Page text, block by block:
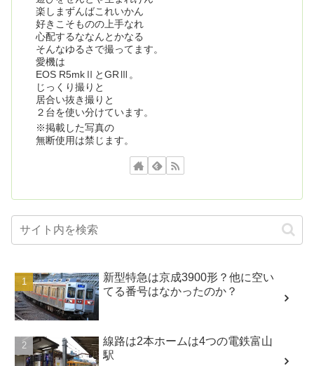
楽しまずんばこれいかん
好きこそものの上手なれ
心配するななんとかなる
そんなゆるさで撮ってます。
愛機は
EOS R5mkⅡとGRⅢ。
じっくり撮りと
居合い抜き撮りと
２台を使い分けています。
※掲載した写真の
無断使用は禁じます。
新型特急は京成3900形？他に空い
てる番号はなかったのか？
線路は2本ホームは4つの電鉄富山
駅